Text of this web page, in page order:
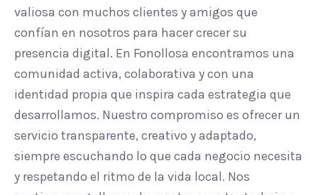
valiosa con muchos clientes y amigos que
confían en nosotros para hacer crecer su
presencia digital. En Fonollosa encontramos una
comunidad activa, colaborativa y con una
identidad propia que inspira cada estrategia que
desarrollamos. Nuestro compromiso es ofrecer un
servicio transparente, creativo y adaptado,
siempre escuchando lo que cada negocio necesita
y respetando el ritmo de la vida local. Nos